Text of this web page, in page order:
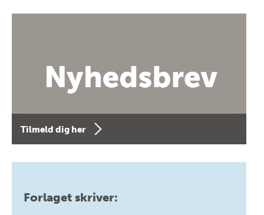
Tilmeld dig her
Forlaget skriver: